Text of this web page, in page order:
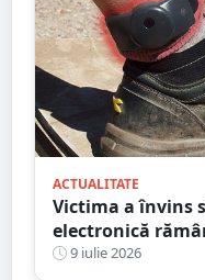
ACTUALITATE
Victima a învins
electronică
ceruse eliminarea
9 iulie 2026